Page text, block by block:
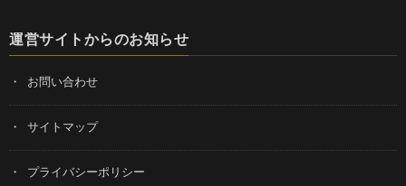
運営サイトからのお知らせ
お問い合わせ
サイトマップ
プライバシーポリシー